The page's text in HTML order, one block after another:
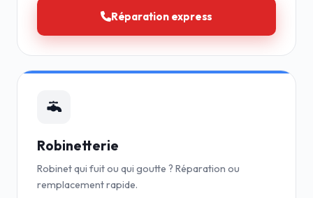
Réparation express
Robinetterie
Robinet qui fuit ou qui goutte ? Réparation ou
remplacement rapide.